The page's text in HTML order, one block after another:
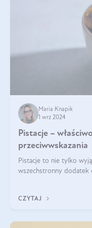
Maria Knapik
1 wrz 2024
Pistacje –
przeciwwskazania
Pistacje to nie tylko
wszechstronny dodatek
CZYTAJ